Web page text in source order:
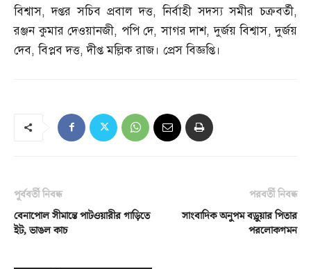
বিশ্বাস,দপ্তর সচিব প্রবাল দত্ত,নির্বাহী সদস্য সমীর চক্রবর্তী,
রঞ্জন কুমার দেওয়ানজী, পপি দে,সাগর দাশ,দুর্জয় বিশ্বাস,দুর্জয়
দেব,বিপ্লব দত্ত,দীপ্ত মল্লিক রাজ। প্রেস বিজ্ঞপ্তি।
পূর্ববর্তী নিবন্ধ
বেনাপোল সীমান্তে পাটওয়ারীর গাড়িতে
ইট, ভাঙল কাচ
পরবর্তী নিবন্ধ
সাংবাদিক অনুপম বড়ুয়ার পিতার
পরলোকগমন